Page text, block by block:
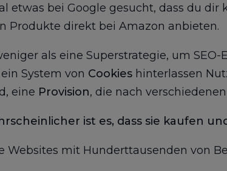
etwas bei Google gesucht, dass du
Produkte direkt bei Amazon anbieten.
als eine Superstrategie, um
System von Cookieshinterlassen
eine Provision, die nach
ist es, dass sie kaufen
Websites mit Hunderttausenden von